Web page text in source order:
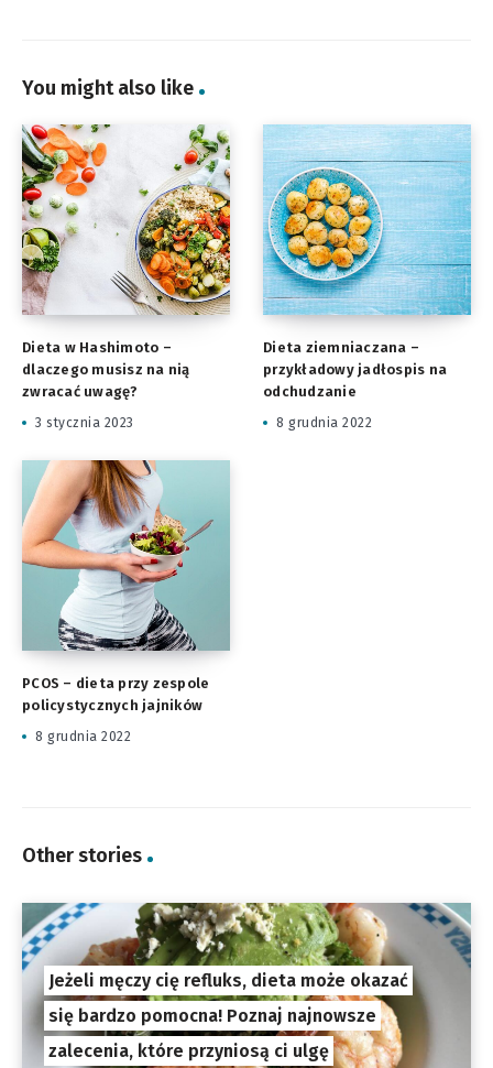
You might also like
Dieta w Hashimoto –
dlaczego musisz na nią
zwracać uwagę?
3 stycznia 2023
Dieta ziemniaczana –
przykładowy jadłospis na
odchudzanie
8 grudnia 2022
PCOS – dieta przy zespole
policystycznych jajników
8 grudnia 2022
Other stories
Jeżeli męczy cię refluks, dieta może okazać
się bardzo pomocna! Poznaj najnowsze
zalecenia, które przyniosą ci ulgę